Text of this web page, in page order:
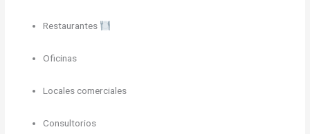
Restaurantes
Oficinas
Locales comerciales
Consultorios